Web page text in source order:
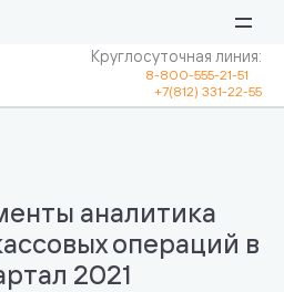
Круглосуточная линия:
8-800-555-21-51
+7(812) 331-22-55
аналитика
операций в
2021